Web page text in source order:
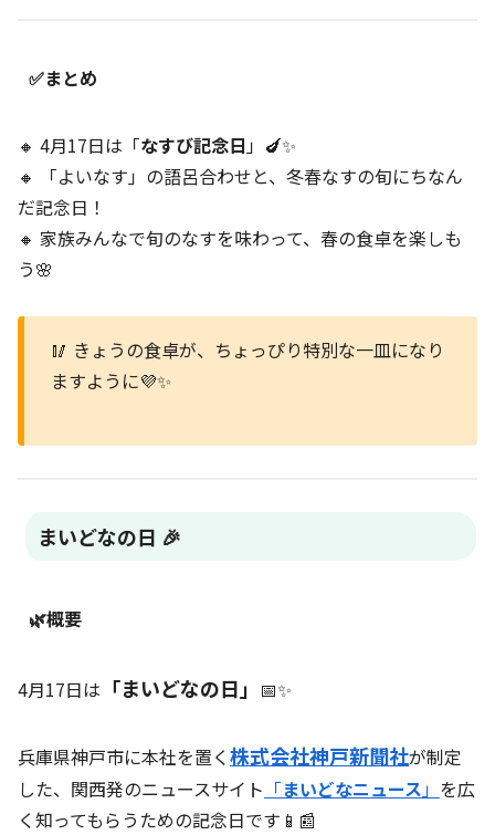
✅まとめ
🔸 4月17日は「なすび記念日」🍆✨
🔸 「よいなす」の語呂合わせと、冬春なすの旬にちなん
だ記念日！
🔸 家族みんなで旬のなすを味わって、春の食卓を楽しも
う🌸
🥢 きょうの食卓が、ちょっぴり特別な一皿になり
ますように💜✨
まいどなの日 🎉
🌿概要
4月17日は 「まいどなの日」 📅✨
兵庫県神戸市に本社を置く株式会社神戸新聞社が制定
した、関西発のニュースサイト 「まいどなニュース」 を広
く知ってもらうための記念日です📱📰